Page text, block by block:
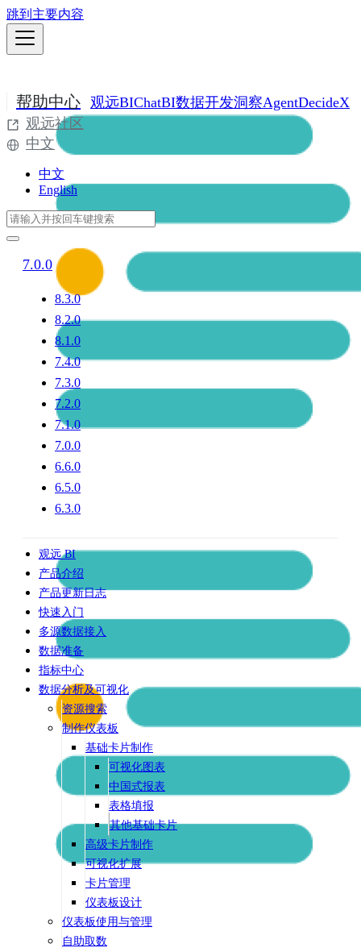
跳到主要内容
帮助中心 观远BIChatBI数据开发洞察AgentDecideX
观远社区
中文
中文
English
7.0.0
8.3.0
8.2.0
8.1.0
7.4.0
7.3.0
7.2.0
7.1.0
7.0.0
6.6.0
6.5.0
6.3.0
观远 BI
产品介绍
产品更新日志
快速入门
多源数据接入
数据准备
指标中心
数据分析及可视化
资源搜索
制作仪表板
基础卡片制作
可视化图表
中国式报表
表格填报
其他基础卡片
高级卡片制作
可视化扩展
卡片管理
仪表板设计
仪表板使用与管理
自助取数